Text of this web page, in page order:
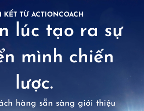
KẾT TỪ ACTIONCOACH
lúc tạo ra sự
mình chiến
lược.
hàng sẵn sàng giới thiệu